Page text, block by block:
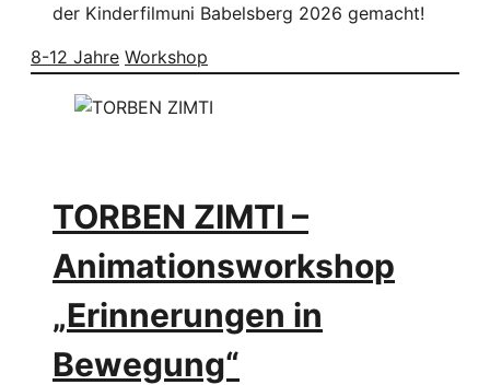
der Kinderfilmuni Babelsberg 2026 gemacht!
8-12 Jahre Workshop
TORBEN ZIMTI –
Animationsworkshop
„Erinnerungen in
Bewegung“